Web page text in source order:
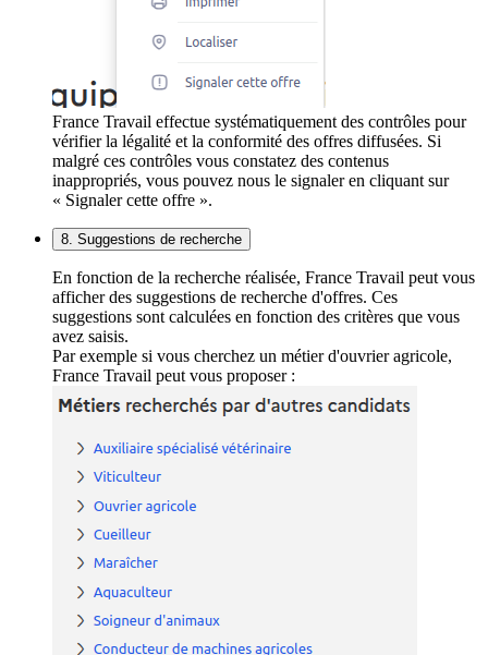
France Travail effectue systématiquement des contrôles pour
vérifier la légalité et la conformité des offres diffusées. Si
malgré ces contrôles vous constatez des contenus
inappropriés, vous pouvez nous le signaler en cliquant sur
« Signaler cette offre ».
8. Suggestions de recherche
En fonction de la recherche réalisée, France Travail peut vous
afficher des suggestions de recherche d'offres. Ces
suggestions sont calculées en fonction des critères que vous
avez saisis.
Par exemple si vous cherchez un métier d'ouvrier agricole,
France Travail peut vous proposer :